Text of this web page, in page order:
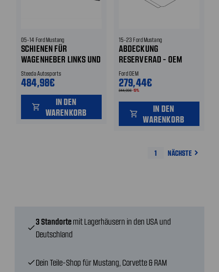
05-14 Ford Mustang
SCHIENEN FÜR
WAGENHEBER LINKS UND
RECHTS
Steeda Autosports
484,98€
shopping_cart
IN DEN
WARENKORB
15-23 Ford Mustang
ABDECKUNG
RESERVERAD - OEM
KOFFERRAUM MATTE
Ford OEM
279,44€
344,99€-19%
shopping_cart
IN DEN
WARENKORB
1 NÄCHSTE navigate_next
check
3 Standorte mit Lagerhäusern in den USA und
Deutschland
checkDein Teile-Shop für Mustang, Corvette & RAM